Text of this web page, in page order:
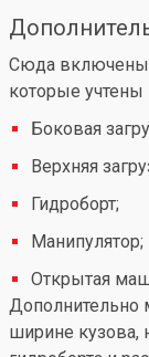
Сюда включены
которые учтены
Боковая
Верхняя
Гидроборт;
Манипулятор;
Открытая
Дополнительно
ширине кузова,